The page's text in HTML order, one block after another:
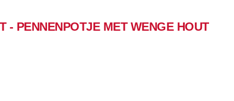
- PENNENPOTJE MET WENGE HOUT